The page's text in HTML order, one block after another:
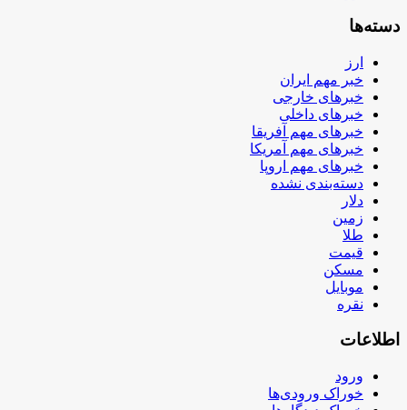
دسته‌ها
ارز
خبر مهم ایران
خبرهای خارجی
خبرهای داخلی
خبرهای مهم آفریقا
خبرهای مهم آمریکا
خبرهای مهم اروپا
دسته‌بندی نشده
دلار
زمین
طلا
قیمت
مسکن
موبایل
نقره
اطلاعات
ورود
خوراک ورودی‌ها